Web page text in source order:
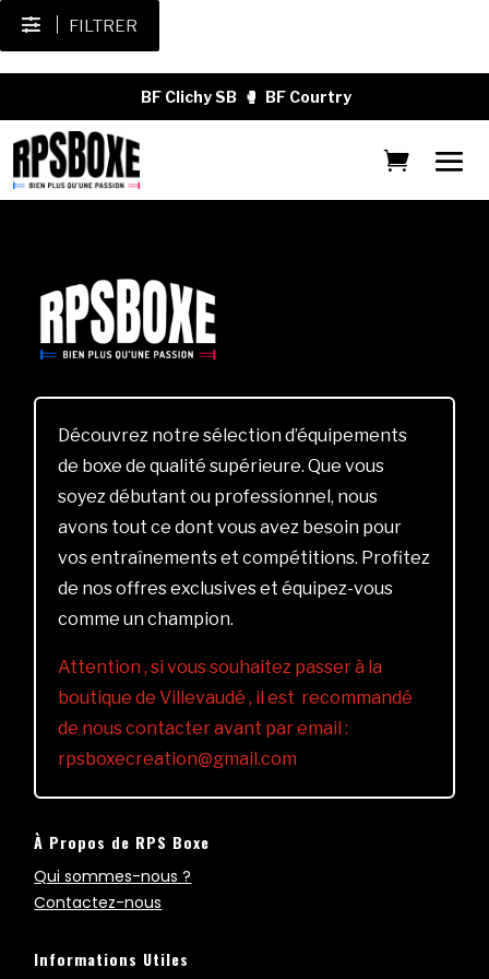
FILTRER
BF Clichy SB 🥊 BF Courtry
Découvrez notre sélection d’équipements
de boxe de qualité supérieure. Que vous
soyez débutant ou professionnel, nous
avons tout ce dont vous avez besoin pour
vos entraînements et compétitions. Profitez
de nos offres exclusives et équipez-vous
comme un champion.
Attention , si vous souhaitez passer à la
boutique de Villevaudé , il est recommandé
de nous contacter avant par email :
rpsboxecreation@gmail.com
À Propos de RPS Boxe
Qui sommes-nous ?
Contactez-nous
Informations Utiles